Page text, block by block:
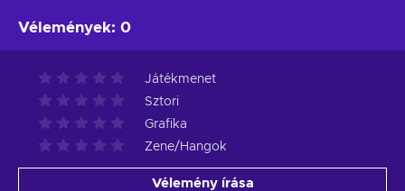
Vélemények: 0
Játékmenet
Sztori
Grafika
Zene/Hangok
Vélemény írása